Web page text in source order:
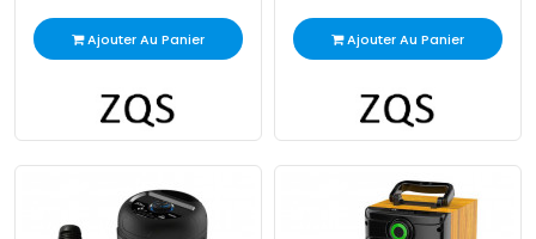
Ajouter Au Panier Ajouter Au Panier